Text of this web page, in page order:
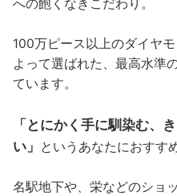
への飽くなきこだわり。
100万ピース以上のダイヤ
よって選ばれた、最高水準
ています。
「とにかく手に馴染む、
い」 というあなたにおすす
名駅地下や、栄などのショ